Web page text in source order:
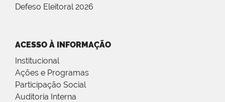
Defeso Eleitoral 2026
ACESSO À INFORMAÇÃO
Institucional
Ações e Programas
Participação Social
Auditoria Interna